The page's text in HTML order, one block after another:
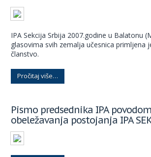
IPA Sekcija Srbija 2007.godine u Balatonu
glasovima svih zemalja učesnica primljena
članstvo.
Pročitaj više…
Pismo predsednika IPA
obeležavanja postojanja IPA